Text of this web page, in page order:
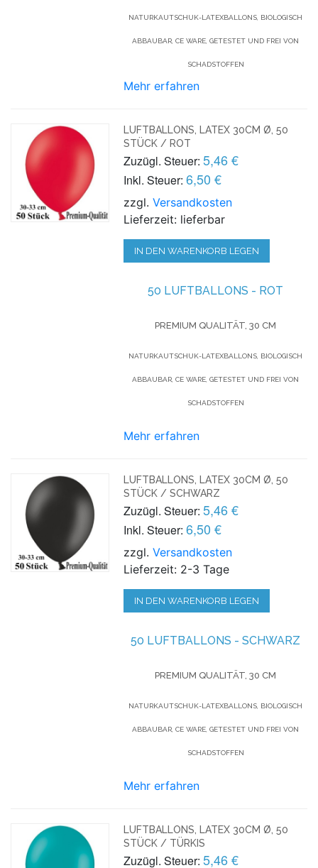
NATURKAUTSCHUK-LATEXBALLONS, BIOLOGISCH
ABBAUBAR, CE WARE, GETESTET UND FREI VON
SCHADSTOFFEN
Mehr erfahren
LUFTBALLONS, LATEX 30CM Ø, 50
STÜCK / ROT
Zuzügl. Steuer: 5,46 €
Inkl. Steuer: 6,50 €
zzgl.Versandkosten
Lieferzeit: lieferbar
IN DEN WARENKORB LEGEN
50 LUFTBALLONS - ROT
PREMIUM QUALITÄT, 30 CM
NATURKAUTSCHUK-LATEXBALLONS, BIOLOGISCH
ABBAUBAR, CE WARE, GETESTET UND FREI VON
SCHADSTOFFEN
Mehr erfahren
LUFTBALLONS, LATEX 30CM Ø, 50
STÜCK / SCHWARZ
Zuzügl. Steuer: 5,46 €
Inkl. Steuer: 6,50 €
zzgl.Versandkosten
Lieferzeit: 2-3 Tage
IN DEN WARENKORB LEGEN
50 LUFTBALLONS - SCHWARZ
PREMIUM QUALITÄT, 30 CM
NATURKAUTSCHUK-LATEXBALLONS, BIOLOGISCH
ABBAUBAR, CE WARE, GETESTET UND FREI VON
SCHADSTOFFEN
Mehr erfahren
LUFTBALLONS, LATEX 30CM Ø, 50
STÜCK / TÜRKIS
Zuzügl. Steuer: 5,46 €